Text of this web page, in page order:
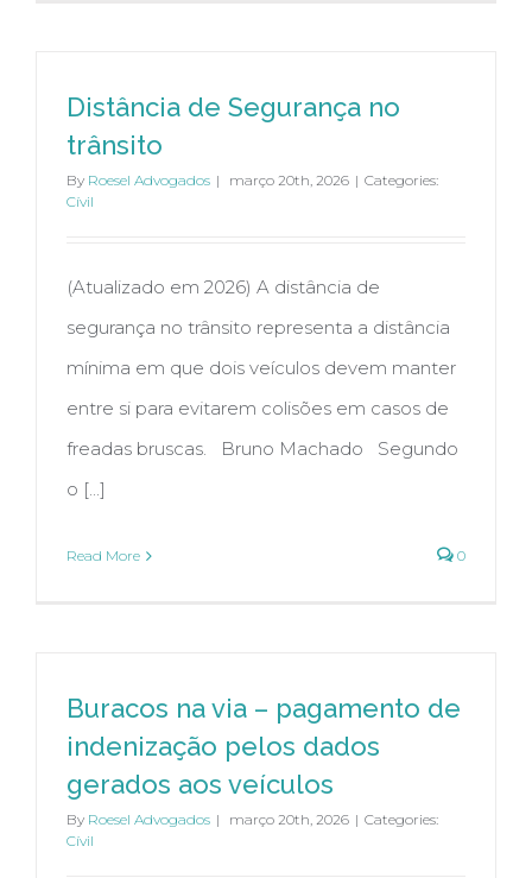
Distância de Segurança no
trânsito
By Roesel Advogados | março 20th, 2026 | Categories:
Cívil
(Atualizado em 2026) A distância de
segurança no trânsito representa a distância
mínima em que dois veículos devem manter
entre si para evitarem colisões em casos de
freadas bruscas. Bruno Machado Segundo
o [...]
Read More 0
Buracos na via – pagamento de
indenização pelos dados
gerados aos veículos
By Roesel Advogados | março 20th, 2026 | Categories:
Cívil